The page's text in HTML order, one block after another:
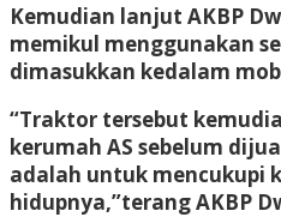
Kemudian lanjut AKBP
memikul menggunakan
dimasukkan kedalam
“Traktor tersebut
kerumah AS sebelum
adalah untuk mencukupi
hidupnya,”terang AKBP